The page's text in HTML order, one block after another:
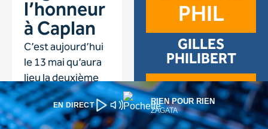
EN DIRECT RIEN POUR RIEN
ZAGATA